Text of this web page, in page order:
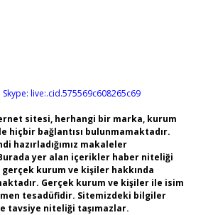
Skype: live:.cid.575569c608265c69
sitesi, herhangi bir marka, kurum
hiçbir bağlantısı bulunmamaktadır.
hazırladığımız makaleler
yer alan içerikler haber niteliği
kurum ve kişiler hakkında
Gerçek kurum ve kişiler ile isim
tesadüfidir. Sitemizdeki bilgiler
tavsiye niteliği taşımazlar.